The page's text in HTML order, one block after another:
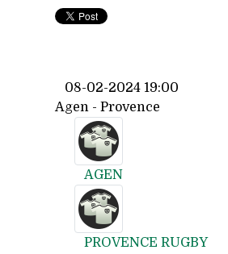
08-02-2024 19:00
Agen - Provence
AGEN
PROVENCE RUGBY